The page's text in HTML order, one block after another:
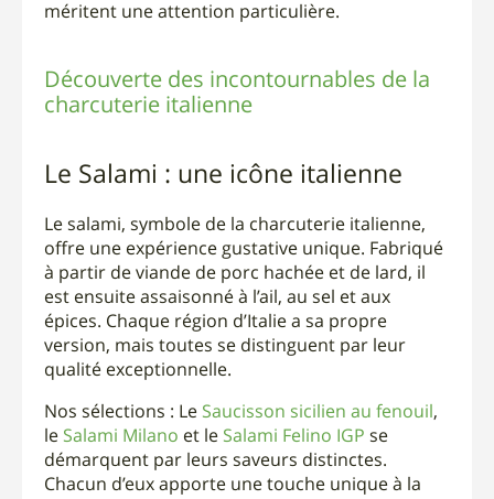
méritent une attention particulière.
Découverte des incontournables de la
charcuterie italienne
Le Salami : une icône italienne
Le salami, symbole de la charcuterie italienne,
offre une expérience gustative unique. Fabriqué
à partir de viande de porc hachée et de lard, il
est ensuite assaisonné à l’ail, au sel et aux
épices. Chaque région d’Italie a sa propre
version, mais toutes se distinguent par leur
qualité exceptionnelle.
Nos sélections : Le Saucisson sicilien au fenouil ,
le Salami Milano et le Salami Felino IGP se
démarquent par leurs saveurs distinctes.
Chacun d’eux apporte une touche unique à la